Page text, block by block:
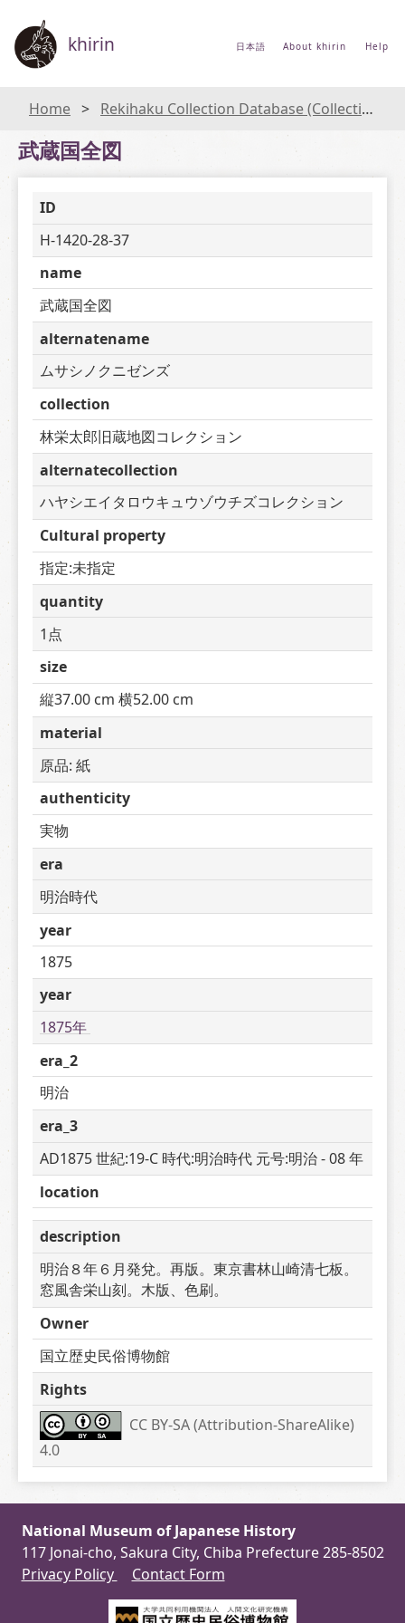
khirin 日本語 About khirin Help
Home Rekihaku Collection Database (Collections Database of the National Museum of Japanese History)
武蔵国全図
ID
H-1420-28-37
name
武蔵国全図
alternatename
ムサシノクニゼンズ
collection
林栄太郎旧蔵地図コレクション
alternatecollection
ハヤシエイタロウキュウゾウチズコレクション
Cultural property
指定:未指定
quantity
1点
size
縦37.00 cm 横52.00 cm
material
原品: 紙
authenticity
実物
era
明治時代
year
1875
year
1875年
era_2
明治
era_3
AD1875 世紀:19-C 時代:明治時代 元号:明治 - 08 年
location
description
明治８年６月発兌。再版。東京書林山崎清七板。
窓風舎栄山刻。木版、色刷。
Owner
国立歴史民俗博物館
Rights
CC BY-SA (Attribution-ShareAlike)
4.0
National Museum of Japanese History
117 Jonai-cho, Sakura City, Chiba Prefecture 285-8502
Privacy Policy
Contact Form